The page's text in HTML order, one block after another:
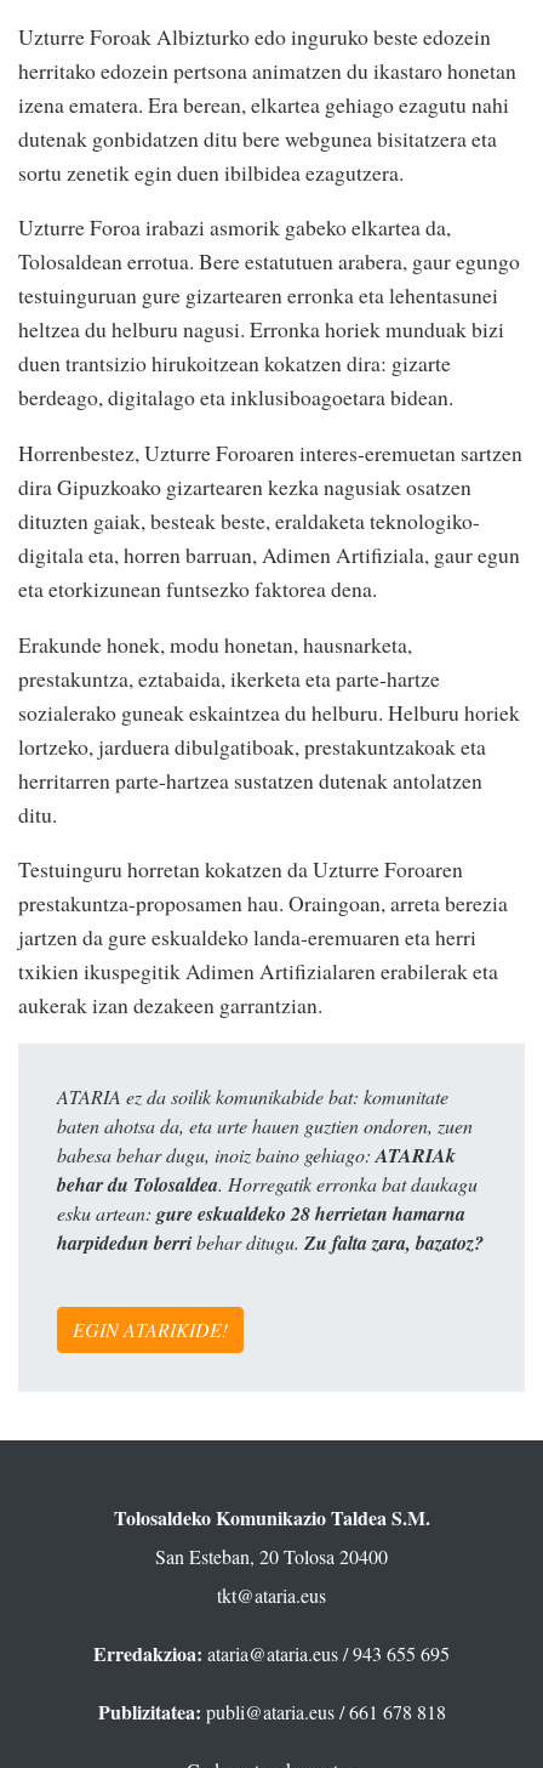
Uzturre Foroak Albizturko edo inguruko beste edozein
herritako edozein pertsona animatzen du ikastaro honetan
izena ematera. Era berean, elkartea gehiago ezagutu nahi
dutenak gonbidatzen ditu bere webgunea bisitatzera eta
sortu zenetik egin duen ibilbidea ezagutzera.
Uzturre Foroa irabazi asmorik gabeko elkartea da,
Tolosaldean errotua. Bere estatutuen arabera, gaur egungo
testuinguruan gure gizartearen erronka eta lehentasunei
heltzea du helburu nagusi. Erronka horiek munduak bizi
duen trantsizio hirukoitzean kokatzen dira: gizarte
berdeago, digitalago eta inklusiboagoetara bidean.
Horrenbestez, Uzturre Foroaren interes-eremuetan sartzen
dira Gipuzkoako gizartearen kezka nagusiak osatzen
dituzten gaiak, besteak beste, eraldaketa teknologiko-
digitala eta, horren barruan, Adimen Artifiziala, gaur egun
eta etorkizunean funtsezko faktorea dena.
Erakunde honek, modu honetan, hausnarketa,
prestakuntza, eztabaida, ikerketa eta parte-hartze
sozialerako guneak eskaintzea du helburu. Helburu horiek
lortzeko, jarduera dibulgatiboak, prestakuntzakoak eta
herritarren parte-hartzea sustatzen dutenak antolatzen
ditu.
Testuinguru horretan kokatzen da Uzturre Foroaren
prestakuntza-proposamen hau. Oraingoan, arreta berezia
jartzen da gure eskualdeko landa-eremuaren eta herri
txikien ikuspegitik Adimen Artifizialaren erabilerak eta
aukerak izan dezakeen garrantzian.
ATARIA ez da soilik komunikabide bat: komunitate
baten ahotsa da, eta urte hauen guztien ondoren, zuen
babesa behar dugu, inoiz baino gehiago: ATARIAk
behar du Tolosaldea. Horregatik erronka bat daukagu
esku artean: gure eskualdeko 28 herrietan hamarna
harpidedun berribehar ditugu. Zu falta zara, bazatoz?
EGIN ATARIKIDE!
Tolosaldeko Komunikazio Taldea S.M.
San Esteban, 20 Tolosa 20400
tkt@ataria.eus
Erredakzioa: ataria@ataria.eus/ 943 655 695
Publizitatea: publi@ataria.eus/ 661 678 818